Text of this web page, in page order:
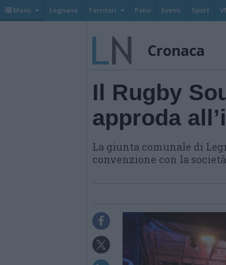
Menù Legnano Territori Palio Eventi Sport
Cronaca
Il Rugby
approda
La giunta comunale di
convenzione con la